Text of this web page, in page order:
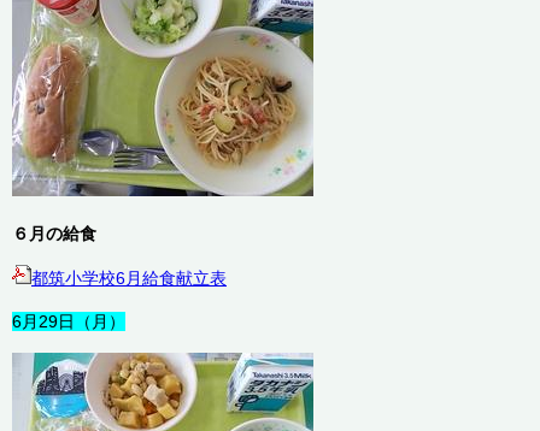
６月の給食
都筑小学校6月給食献立表
6月29日（月）